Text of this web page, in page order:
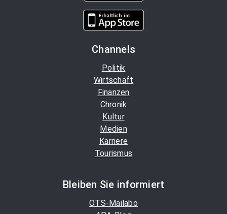
Channels
Politik
Wirtschaft
Finanzen
Chronik
Kultur
Medien
Karriere
Tourismus
Bleiben Sie informiert
OTS-Mailabo